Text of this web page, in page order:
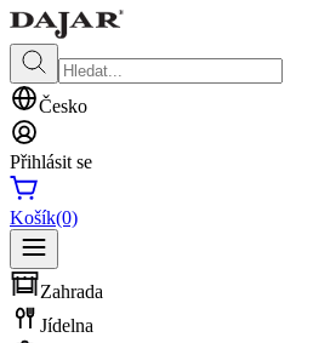
Česko
Přihlásit se
Košík(0)
Zahrada
Jídelna